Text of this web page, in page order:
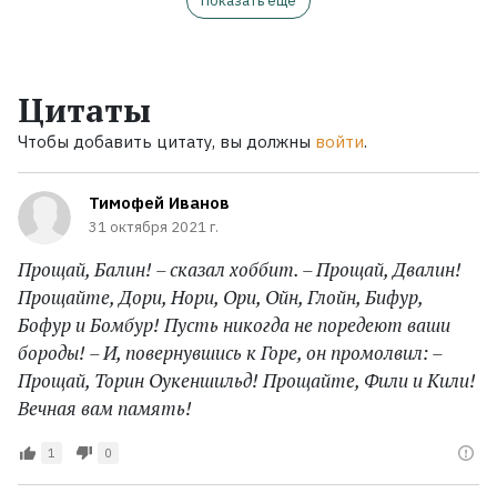
Цитаты
Чтобы добавить цитату, вы должны войти.
Тимофей Иванов
31 октября 2021 г.
Прощай, Балин! – сказал хоббит. – Прощай, Двалин!
Прощайте, Дори, Нори, Ори, Ойн, Глойн, Бифур,
Бофур и Бомбур! Пусть никогда не поредеют ваши
бороды! – И, повернувшись к Горе, он промолвил: –
Прощай, Торин Оукеншильд! Прощайте, Фили и Кили!
Вечная вам память!
1 0